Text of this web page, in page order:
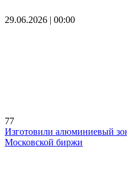
29.06.2026 | 00:00
77
Изготовили алюминиевый
Московской биржи